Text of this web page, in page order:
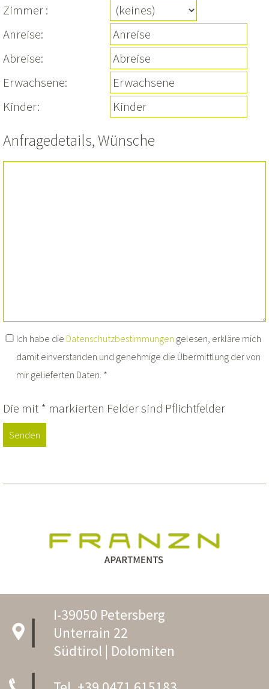
Zimmer :
Anreise:
Abreise:
Erwachsene:
Kinder:
Anfragedetails, Wünsche
Ich habe die Datenschutzbestimmungen gelesen, erkläre mich
damit einverstanden und genehmige die Übermittlung der von
mir gelieferten Daten. *
Die mit * markierten Felder sind Pflichtfelder
Senden
I-39050 Petersberg
Unterrain 22
Südtirol | Dolomiten